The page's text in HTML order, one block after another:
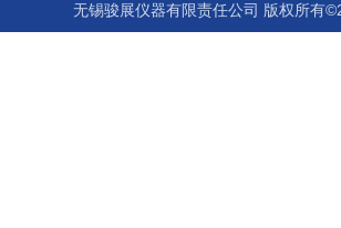
无锡骏展仪器有限责任公司 版权所有